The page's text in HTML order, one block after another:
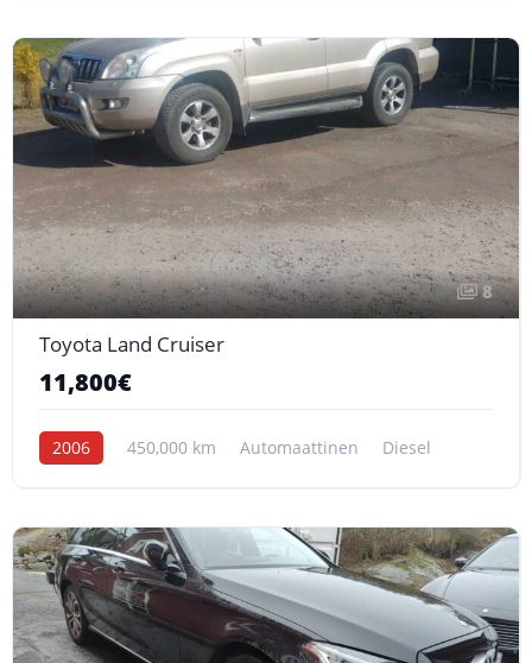
8
Toyota Land Cruiser
11,800€
2006 450,000 km Automaattinen Diesel